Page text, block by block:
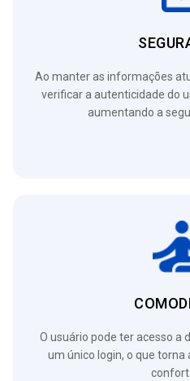
Ao manter as informações
verificar a autenticidade do
aumentando a
O usuário pode ter acesso a
um único login, o que